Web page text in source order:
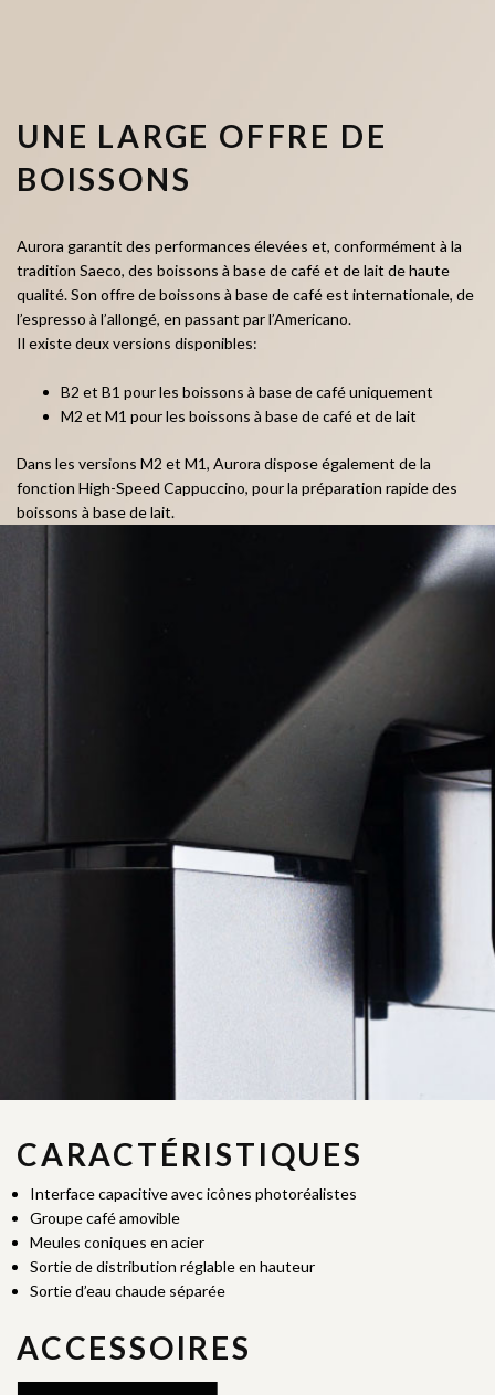
UNE LARGE OFFRE DE
BOISSONS
Aurora garantit des performances élevées et, conformément à la
tradition Saeco, des boissons à base de café et de lait de haute
qualité. Son offre de boissons à base de café est internationale, de
l’espresso à l’allongé, en passant par l’Americano.
Il existe deux versions disponibles:
B2 et B1 pour les boissons à base de café uniquement
M2 et M1 pour les boissons à base de café et de lait
Dans les versions M2 et M1, Aurora dispose également de la
fonction High-Speed Cappuccino, pour la préparation rapide des
boissons à base de lait.
CARACTÉRISTIQUES
Interface capacitive avec icônes photoréalistes
Groupe café amovible
Meules coniques en acier
Sortie de distribution réglable en hauteur
Sortie d’eau chaude séparée
ACCESSOIRES